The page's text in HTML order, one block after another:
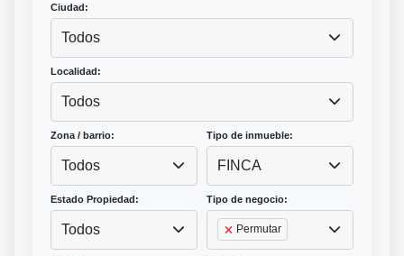
Ciudad:
Todos
Localidad:
Todos
Zona / barrio:
Todos
Tipo de inmueble:
FINCA
Estado Propiedad:
Todos
Tipo de negocio:
Permutar